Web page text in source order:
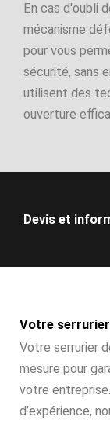
En cas d'oubli
mécanisme
pour vous
sécurité, sans
utilisent des
ouverture
Devis et
Votre
Votre serrurier
mesure pour
votre
d’expérience,